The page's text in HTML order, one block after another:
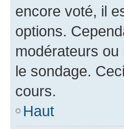
encore voté, il
options.
modérateurs
le sondage.
cours.
Haut